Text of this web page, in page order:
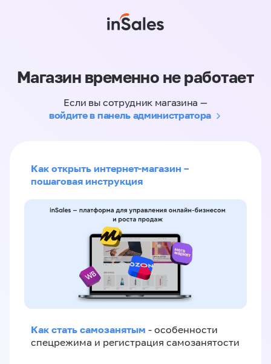
Магазин временно не работает
Если вы сотрудник магазина —
войдите в панель администратора
Как открыть интернет-магазин –
пошаговая инструкция
Как стать самозанятым - особенности
спецрежима и регистрация самозанятости